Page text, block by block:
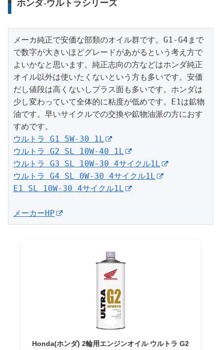
ホンダ-ウルトラシリーズ
メーカ純正で安価な部類のオイル群です。G1-G4まで
で数字が大きいほどグレードがあがるという考え方で
よいかなと思います。純正志向の方などはホンダ純正
オイル以外は使いたくないという方も多いです。安価
だし値段は高くないしプラス面も多いです。ホンダは
少し変わっていて全体的に粘度が低めです。E1は鉱物
油です。早いサイクルでの交換や鉱物油派の方におす
ウルトラ G1 5W-30 1L
ウルトラ G2 SL 10W-40 1L
ウルトラ G3 SL 10W-30 4サイクル1L
ウルトラ G4 SL 0W-30 4サイクル1L
E1 SL 10W-30 4サイクル1L
メーカーHP
Honda(ホンダ) 2輪用エンジンオイル ウルトラ G2